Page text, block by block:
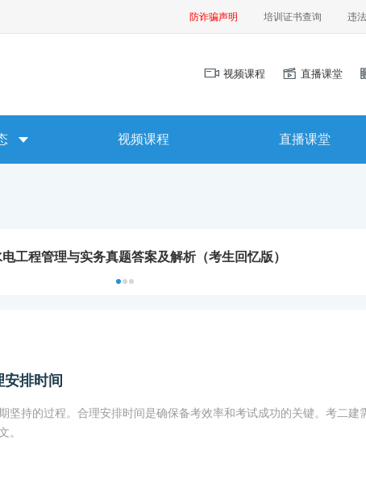
防诈骗声明 培训证书查询 违
视频课程 直播课堂
视频课程 直播课堂
工程管理与实务真题答案及解析（考生回忆版）
排时间
坚持的过程。合理安排时间是确保备考效率和考试成功的关键。考二建
。